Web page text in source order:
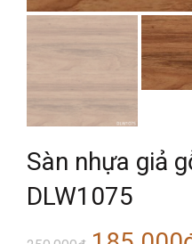
Sàn nhựa giả
DLW1075